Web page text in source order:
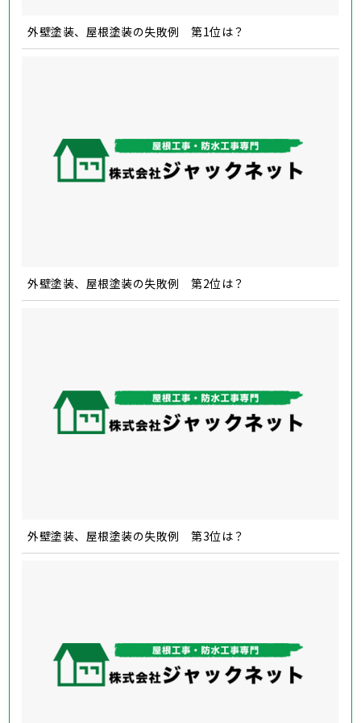
外壁塗装、屋根塗装の失敗例 第1位は？
外壁塗装、屋根塗装の失敗例 第2位は？
外壁塗装、屋根塗装の失敗例 第3位は？